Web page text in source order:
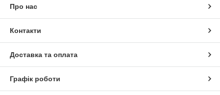
Про нас
Контакти
Доставка та оплата
Графік роботи